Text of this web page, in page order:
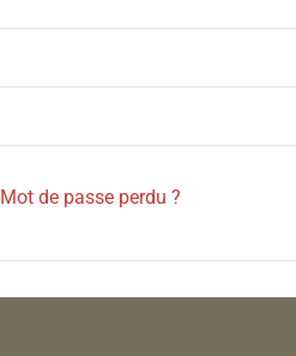
Mot de passe perdu ?